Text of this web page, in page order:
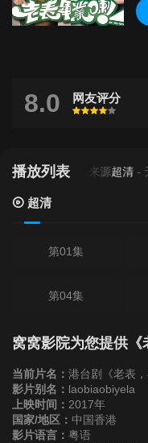
8.0 网友评分
很差
较差还行推荐力荐
播放列表
当前资源来源超清- 无
超清
第01集
第04集
第07集
第10集
第13集
窝窝影院为您提供
当前片名： 港台剧《老表，
影片别名： laobiaobiyela
上映时间： 2017年
国家/地区： 中国香港
影片语言： 粤语